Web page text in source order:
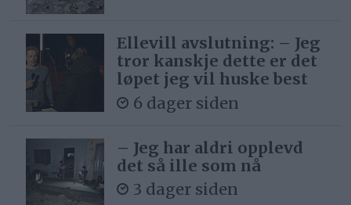
Ellevill avslutning: – Jeg
tror kanskje dette er det
løpet jeg vil huske best
6 dager siden
– Jeg har aldri opplevd
det så ille som nå
3 dager siden